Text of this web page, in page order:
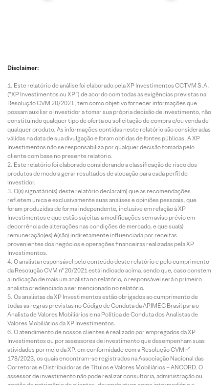
Disclaimer:
Este relatório de análise foi elaborado pela XP Investimentos CCTVM S.A.
(“XP Investimentos ou XP”) de acordo com todas as exigências previstas na
Resolução CVM 20/2021, tem como objetivo fornecer informações que
possam auxiliar o investidor a tomar sua própria decisão de investimento, não
constituindo qualquer tipo de oferta ou solicitação de compra e/ou venda de
qualquer produto. As informações contidas neste relatório são consideradas
válidas na data de sua divulgação e foram obtidas de fontes públicas. A XP
Investimentos não se responsabiliza por qualquer decisão tomada pelo
cliente com base no presente relatório.
Este relatório foi elaborado considerando a classificação de risco dos
produtos de modo a gerar resultados de alocação para cada perfil de
investidor.
O(s) signatário(s) deste relatório declara(m) que as recomendações
refletem única e exclusivamente suas análises e opiniões pessoais, que
foram produzidas de forma independente, inclusive em relação à XP
Investimentos e que estão sujeitas a modificações sem aviso prévio em
decorrência de alterações nas condições de mercado, e que sua(s)
remuneração(es) é(são) indiretamente influenciada por receitas
provenientes dos negócios e operações financeiras realizadas pela XP
Investimentos.
O analista responsável pelo conteúdo deste relatório e pelo cumprimento
da Resolução CVM nº 20/2021 está indicado acima, sendo que, caso constem
a indicação de mais um analista no relatório, o responsável será o primeiro
analista credenciado a ser mencionado no relatório.
Os analistas da XP Investimentos estão obrigados ao cumprimento de
todas as regras previstas no Código de Conduta da APIMEC Brasil para o
Analista de Valores Mobiliários e na Política de Conduta dos Analistas de
Valores Mobiliários da XP Investimentos.
O atendimento de nossos clientes é realizado por empregados da XP
Investimentos ou por assessores de investimento que desempenham suas
atividades por meio da XP, em conformidade com a Resolução CVM nº
178/2023, os quais encontram-se registrados na Associação Nacional das
Corretoras e Distribuidoras de Títulos e Valores Mobiliários – ANCORD. O
assessor de investimento não pode realizar consultoria, administração ou